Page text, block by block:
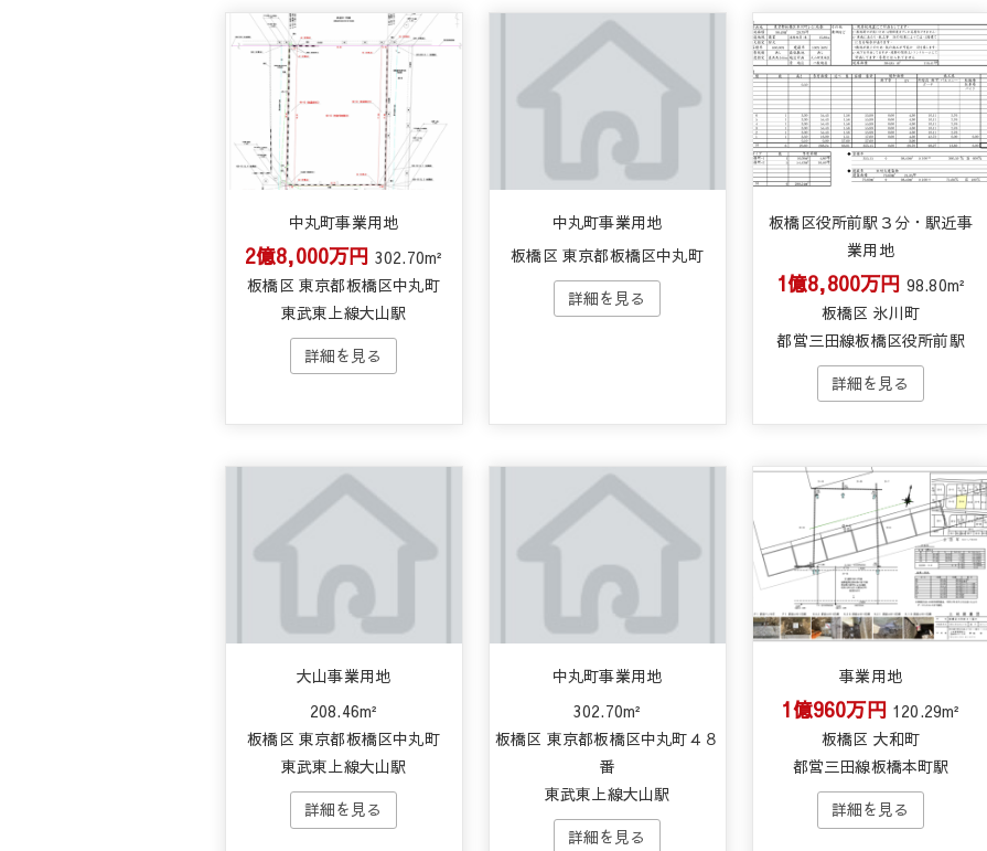
中丸町事業用地
2億8,000万円 302.70m²
板橋区 東京都板橋区中丸町
東武東上線大山駅
中丸町事業用地
板橋区 東京都板橋区中丸町
板橋区役所前駅３分・駅近事
業用地
1億8,800万円 98.80m²
板橋区 氷川町
都営三田線板橋区役所前駅
大山事業用地
208.46m²
板橋区 東京都板橋区中丸町
東武東上線大山駅
中丸町事業用地
302.70m²
板橋区 東京都板橋区中丸町４８
番
東武東上線大山駅
事業用地
1億960万円 120.29m²
板橋区 大和町
都営三田線板橋本町駅